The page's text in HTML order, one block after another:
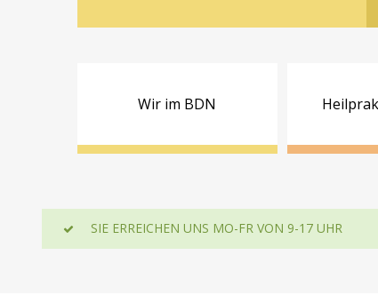
Wir im BDN
SIE ERREICHEN UNS MO-FR VON 9-17 UHR